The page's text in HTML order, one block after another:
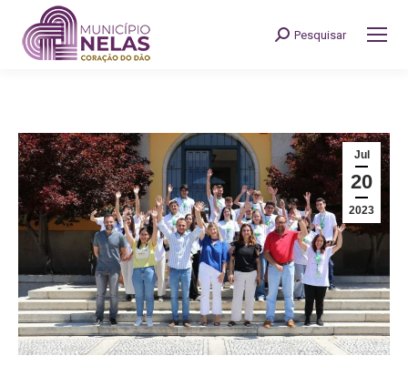
Search:
Pesquisar
Jul
20
2023